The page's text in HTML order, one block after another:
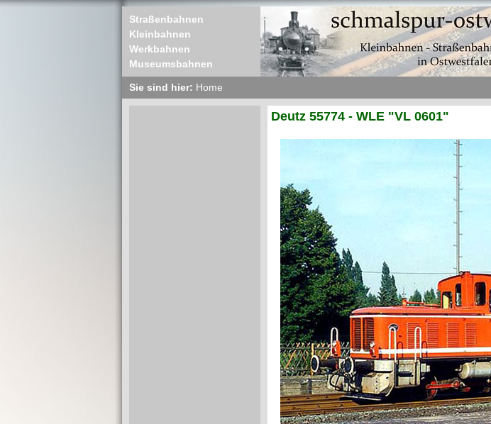
Straßenbahnen
Kleinbahnen
Werkbahnen
Museumsbahnen
Sie sind hier: Home
Deutz 55774 - WLE "VL 0601"